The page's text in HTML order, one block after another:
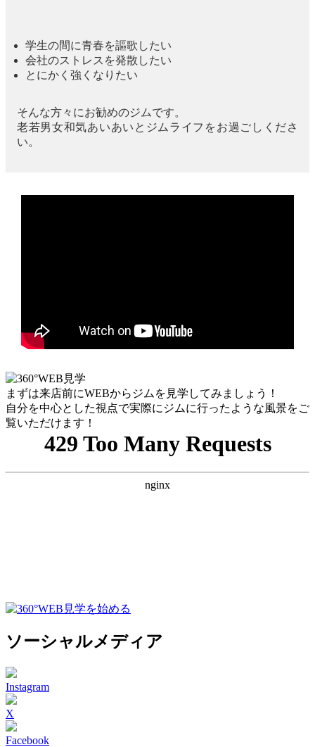
学生の間に青春を謳歌したい
会社のストレスを発散したい
とにかく強くなりたい
そんな方々にお勧めのジムです。
老若男女和気あいあいとジムライフをお過ごしくださ
い。
まずは来店前にWEBからジムを見学してみましょう！
自分を中心とした視点で実際にジムに行ったような風景をご
覧いただけます！
ソーシャルメディア
Instagram
X
Facebook